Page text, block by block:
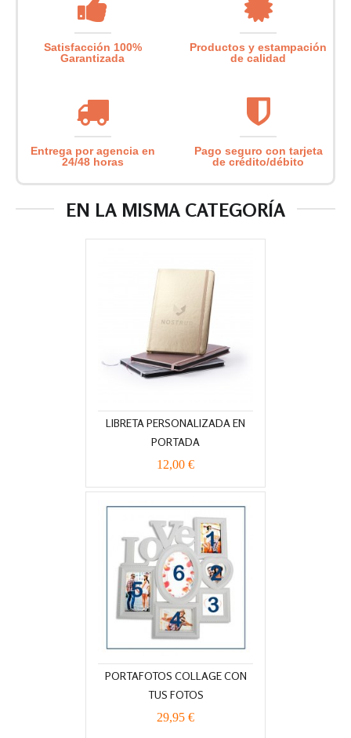
Satisfacción 100%
Garantizada
Productos y estampación
de calidad
Entrega por agencia en
24/48 horas
Pago seguro con tarjeta
de crédito/débito
EN LA MISMA CATEGORÍA
LIBRETA PERSONALIZADA EN
PORTADA
12,00 €
PORTAFOTOS COLLAGE CON
TUS FOTOS
29,95 €